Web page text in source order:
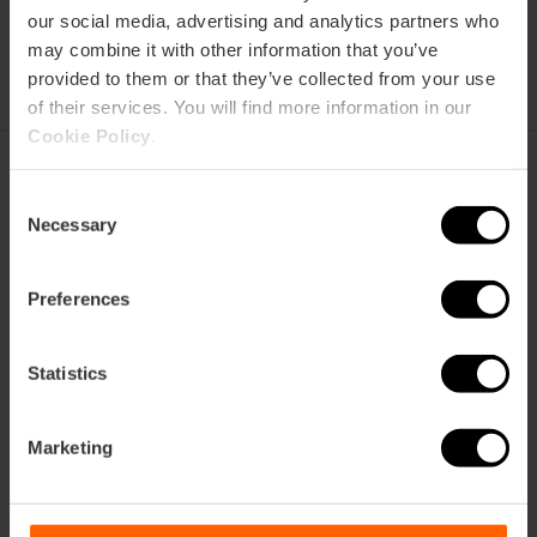
our social media, advertising and analytics partners who
may combine it with other information that you’ve
provided to them or that they’ve collected from your use
of their services. You will find more information in our
Cookie Policy
Selection
Necessary
Preferences
Statistics
Marketing
Weihnachts Agenda
„Der Nussknacker“ in